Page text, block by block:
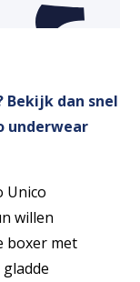
Bekijk dan snel
underwear
Unico
willen
boxer met